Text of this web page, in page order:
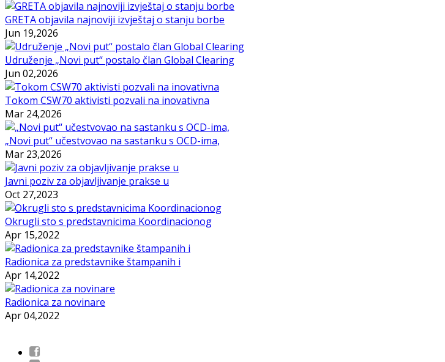
GRETA objavila najnoviji izvještaj o stanju borbe
Jun 19,2026
Udruženje „Novi put“ postalo član Global Clearing
Jun 02,2026
Tokom CSW70 aktivisti pozvali na inovativna
Mar 24,2026
„Novi put“ učestvovao na sastanku s OCD-ima,
Mar 23,2026
Javni poziv za objavljivanje prakse u
Oct 27,2023
Okrugli sto s predstavnicima Koordinacionog
Apr 15,2022
Radionica za predstavnike štampanih i
Apr 14,2022
Radionica za novinare
Apr 04,2022